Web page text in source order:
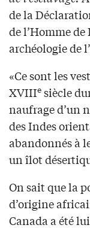
de la
de l’Homme
archéologie de
«Ce sont les
XVIIIe siècle
naufrage d’un
des Indes
abandonnés à
un îlot
On sait que la
d’origine
Canada a été